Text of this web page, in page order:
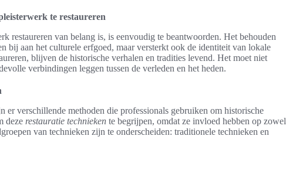
te restaureren
restaureren van belang is, is eenvoudig te beantwoorden. Het behouden
bij aan het culturele erfgoed, maar versterkt ook de identiteit van lokale
blijven de historische verhalen en tradities levend. Het moet niet
verbindingen leggen tussen de verleden en het heden.
er verschillende methoden die professionals gebruiken om historische
deze restauratie technieken te begrijpen, omdat ze invloed hebben op zowel
van technieken zijn te onderscheiden: traditionele technieken en